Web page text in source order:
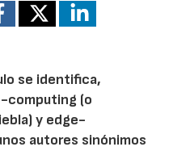
se identifica,
computing (o
y edge-
autores sinónimos